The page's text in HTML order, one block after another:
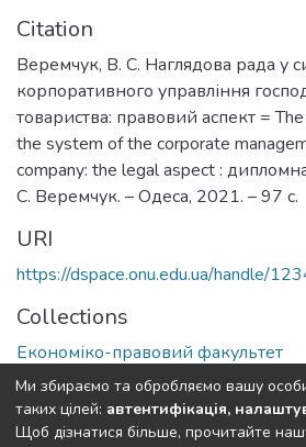
Citation
Веремчук, В. С. Наглядова рада у
корпоративного управління
товариства: правовий аспект =
the system of the corporate
company: the legal aspect :
С. Веремчук. – Одеса, 2021. – 97 с.
URI
https://dspace.onu.edu.ua/handle/
Collections
Економіко-правовий факультет
Full item page
Ми збираємо та обробляємо вашу
таких цілей: автентифікація,
Щоб дізнатися більше, прочитайте